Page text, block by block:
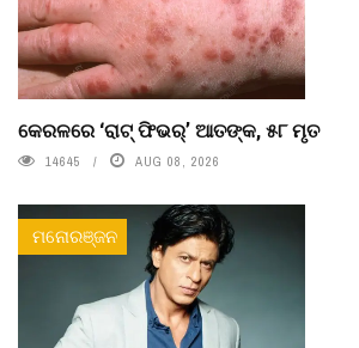
କେରଳରେ ‘ରାଟ୍ ଫିଭର୍’ ଆତଙ୍କ, ୫୮ ମୃତ
14645 AUG 08, 2026
ମନୋରଞ୍ଜନ